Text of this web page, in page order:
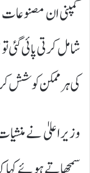
کمپنی ان
شامل کرتی پائی
کی ہر ممکن کوشش
وزیر اعلیٰ نے